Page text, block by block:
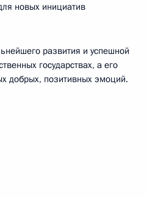
новых инициатив
развития и успешной
государствах, а его
добрых, позитивных эмоций.